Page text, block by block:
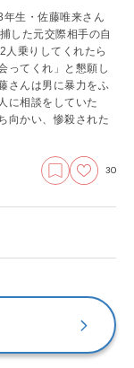
生・佐藤唯来さん
した元交際相手の自
人乗りしてくれたら
ってくれ」と懇願し
さんは男に暴力をふ
に相談をしていた
向かい、惨殺された
30